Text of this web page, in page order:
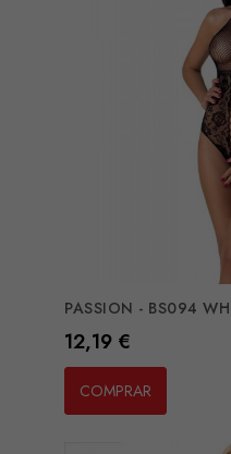
PASSION - BS094
Preço
12,19 €
COMPRAR